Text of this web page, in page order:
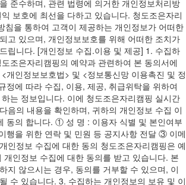
준수하며, 관련 법령에 의거한 개인정보처리방
보호에 최선을 다하고 있습니다. 청도조은자리
침을 통하여 고객이 제공하는 개인정보가 어떠한
고 있으며, 개인정보보호를 위해 어떠한 조치가
립니다. [개인정보 수집.이용 및 제공] 1. 수집하
조은자리캠핑의 예약과 관련하여 본 동의서에
개인정보보호법> 및 <정보통신망 이용촉진 및 정
정에 따라 수집, 이용, 제공, 취급위탁을 위하여
는 정보입니다. 이에 청도조은자리캠핑 실시간
음의 내용을 확인하며, 귀하의 개인정보 수집 이
동의 합니다. ① 성 명 : 이용자 식별 및 본인여부
행을 위한 연락 및 민원 등 공지사항 전달 ③ 이메
인정보 수집에 대한 동의 청도조은자리캠핑은 예
개인정보 수집에 대한 동의를 받고 있습니다. 본
지 않으시는 경우, 동의를 거부할 수 있으며, 이
수 있습니다. 3. 수집하는 개인정보의 보유 및 이